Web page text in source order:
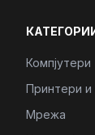
Компјутери
Принтери и
Мрежа